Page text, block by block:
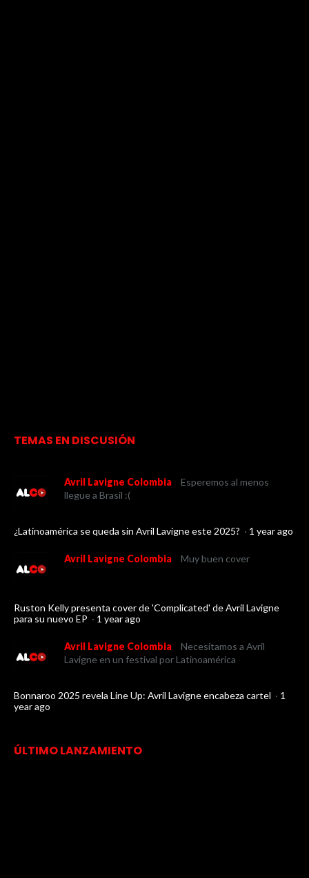
TEMAS EN DISCUSIÓN
Avril Lavigne Colombia
Esperemos al menos
llegue a Brasil :(
¿Latinoamérica se queda sin Avril Lavigne este 2025? · 1 year ago
Avril Lavigne Colombia Muy buen cover
Ruston Kelly presenta cover de 'Complicated' de Avril Lavigne
para su nuevo EP · 1 year ago
Avril Lavigne Colombia
Necesitamos a Avril
Lavigne en un festival por Latinoamérica
Bonnaroo 2025 revela Line Up: Avril Lavigne encabeza cartel · 1
year ago
ÚLTIMO LANZAMIENTO